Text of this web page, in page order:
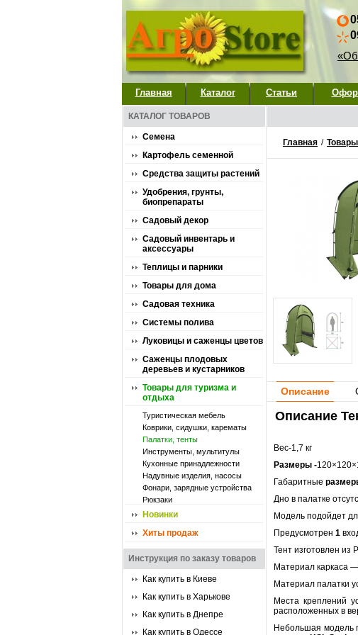
Главная Каталог Статьи
КАТАЛОГ ТОВАРОВ
Семена
Картофель семенной
Средства защиты растений
Удобрения, грунты,
биопрепараты
Садовый декор
Садовый инвентарь и
аксессуары
Теплицы и парники
Товары для дома
Садовая техника
Системы полива
Луковицы и саженцы цветов
Саженцы плодовых
деревьев и кустарников
Товары для туризма и
отдыха
Туристическая мебель
Коврики, сидушки, карематы
Палатки, тенты
Инструменты, мультитулы
Кухонные принадлежности
Надувные изделия, насосы
Фонари, зарядные устройства
Рюкзаки
Новинки
Хиты продаж
Инструкция по заказу товаров
Как купить в Киеве
Как купить в Харькове
Как купить в Днепре
Как купить в Одессе
Главная /
Описание
Описание
Вес-1,7 кг
Размеры -
Габаритные
Дно в палатке
Модель подойдет
Предусмотрен 1
Тент изготовлен
Материал каркаса
Материал палатки
Места креплений
расположенных в
Небольшая модель